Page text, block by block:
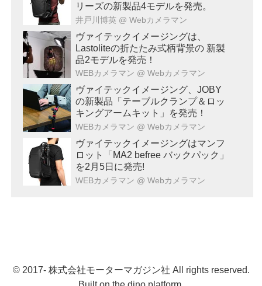
リーズの新製品4モデルを発売。
井戸川博英 @ Webカメラマン
ヴァイテックイメージングは、
Lastoliteの折たたみ式柄背景の 新製
品2モデルを発売！
WEBカメラマン @ Webカメラマン
ヴァイテックイメージング、JOBY
の新製品「テーブルクランプ＆ロッ
キングアームキット」を発売！
WEBカメラマン @ Webカメラマン
ヴァイテックイメージングはマンフ
ロット「MA2 befree バックパック」
を2月5日に発売!
WEBカメラマン @ Webカメラマン
© 2017- 株式会社モーターマガジン社 All rights reserved.